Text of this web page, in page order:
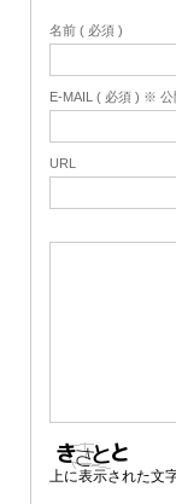
名前 ( 必須 )
E-MAIL ( 必須 ) ※ 公
URL
上に表示された文